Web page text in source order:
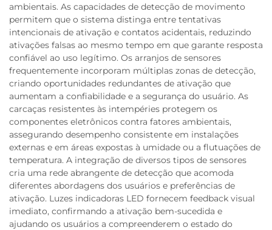
ambientais. As capacidades de detecção de movimento
permitem que o sistema distinga entre tentativas
intencionais de ativação e contatos acidentais, reduzindo
ativações falsas ao mesmo tempo em que garante resposta
confiável ao uso legítimo. Os arranjos de sensores
frequentemente incorporam múltiplas zonas de detecção,
criando oportunidades redundantes de ativação que
aumentam a confiabilidade e a segurança do usuário. As
carcaças resistentes às intempéries protegem os
componentes eletrônicos contra fatores ambientais,
assegurando desempenho consistente em instalações
externas e em áreas expostas à umidade ou a flutuações de
temperatura. A integração de diversos tipos de sensores
cria uma rede abrangente de detecção que acomoda
diferentes abordagens dos usuários e preferências de
ativação. Luzes indicadoras LED fornecem feedback visual
imediato, confirmando a ativação bem-sucedida e
ajudando os usuários a compreenderem o estado do